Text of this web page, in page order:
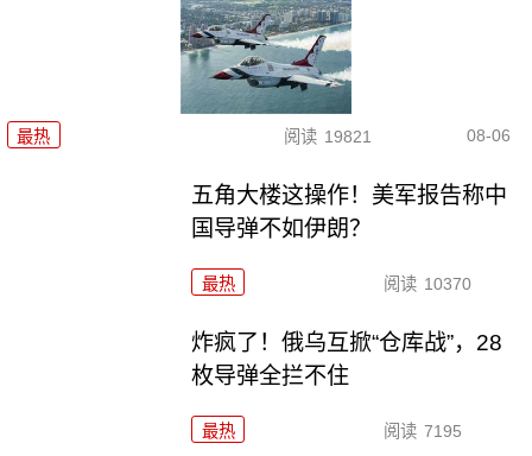
最热 阅读 19821 08-06
五角大楼这操作！美军报告称中
国导弹不如伊朗？
最热 阅读 10370
炸疯了！俄乌互掀“仓库战”，28
枚导弹全拦不住
最热 阅读 7195